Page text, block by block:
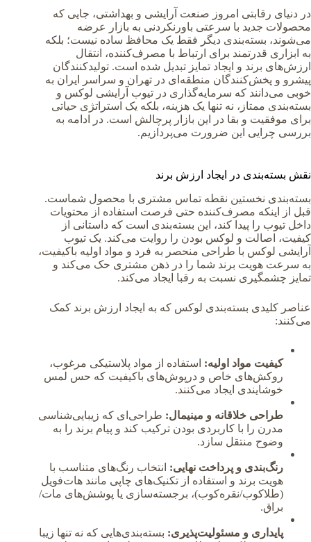
در دنیای رقابتی امروز صنعت آرایشی و بهداشتی، جایی که
محصولات جدید با سرعتی باورنکردنی به بازار عرضه
می‌شوند، بسته‌بندی دیگر فقط یک محافظ ساده نیست؛ بلکه
به ابزاری قدرتمند برای ارتباط با مصرف‌کننده، انتقال
ارزش‌های برند و ایجاد تمایز تبدیل شده است. تولیدکنندگان
پیشرو و پخش‌کنندگان منطقه‌ای در تهران و سراسر ایران به
خوبی می‌دانند که سرمایه‌گذاری در تیوب آرایشی لوکس و
بسته‌بندی ممتاز، نه تنها یک هزینه، بلکه یک استراتژی حیاتی
برای موفقیت و بقا در این بازار پرچالش است. در ادامه به
بررسی چرایی این ضرورت می‌پردازیم.
نقش بسته‌بندی در ایجاد ارزش برند
بسته‌بندی نخستین نقطه تماس مشتری با محصول شماست.
قبل از اینکه مصرف‌کننده حتی فرصت استفاده از محتویات
داخل تیوب را پیدا کند، این بسته‌بندی است که داستانی از
کیفیت، اصالت و لوکس بودن را روایت می‌کند. یک تیوب
آرایشی لوکس با طراحی منحصر به فرد و مواد اولیه باکیفیت،
به سرعت هویت برند شما را در ذهن مشتری حک می‌کند و
تمایز چشمگیری نسبت به رقبا ایجاد می‌کند.
عناصر کلیدی بسته‌بندی لوکس که به ایجاد ارزش برند کمک
می‌کنند:
کیفیت مواد اولیه: استفاده از مواد پلاستیکی مرغوب،
روکش‌های خاص و درپوش‌های باکیفیت که حس لمس
خوشایندی ایجاد می‌کنند.
طراحی خلاقانه و مینیمال: طراحی‌ای که زیبایی‌شناسی
مدرن را با کاربردی بودن ترکیب کند و پیام برند را به
وضوح منتقل سازد.
رنگ‌بندی و پرداخت نهایی: انتخاب رنگ‌های متناسب با
هویت برند و استفاده از تکنیک‌های چاپی مانند هات‌فویل
(طلاکوب/نقره‌کوب)، برجسته‌سازی یا پوشش‌های مات/
براق.
پایداری و مسئولیت‌پذیری: بسته‌بندی‌هایی که نه تنها زیبا